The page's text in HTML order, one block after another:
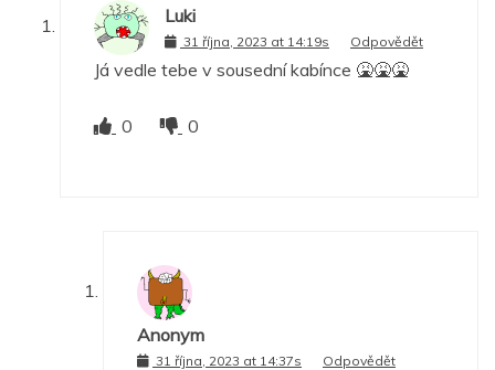
Luki
31 října, 2023 at 14:19s Odpovědět
Já vedle tebe v sousední kabínce 🤮🤮🤮
0 0
Anonym
31 října, 2023 at 14:37s Odpovědět